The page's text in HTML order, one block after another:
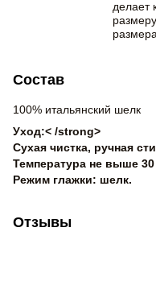
делает
Состав
100% итальянский шелк
Уход:< /strong>
Сухая чистка, ручная
Температура не выше 30
Режим глажки: шелк.
Отзывы